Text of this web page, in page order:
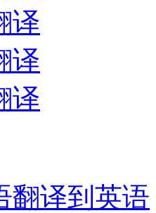
译
译
译
翻译到英语